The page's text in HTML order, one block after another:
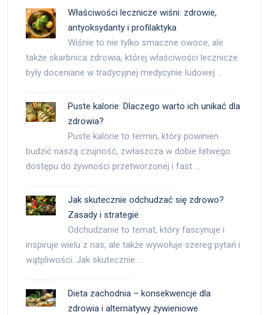
Właściwości lecznicze wiśni: zdrowie,
antyoksydanty i profilaktyka
Wiśnie to nie tylko smaczne owoce, ale
także skarbnica zdrowia, której właściwości lecznicze
były doceniane w tradycyjnej medycynie ludowej …
Puste kalorie: Dlaczego warto ich unikać dla
zdrowia?
Puste kalorie to termin, który powinien
budzić naszą czujność, zwłaszcza w dobie łatwego
dostępu do żywności przetworzonej i fast …
Jak skutecznie odchudzać się zdrowo?
Zasady i strategie
Odchudzanie to temat, który fascynuje i
inspiruje wielu z nas, ale także wywołuje szereg pytań i
wątpliwości. Jak skutecznie …
Dieta zachodnia – konsekwencje dla
zdrowia i alternatywy żywieniowe